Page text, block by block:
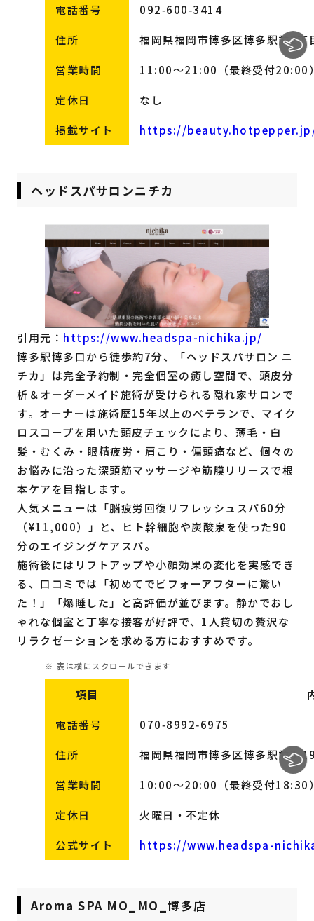
電話番号 092‑600‑3414
住所 福岡県福岡市博多区博多駅前2
営業時間 11:00～21:00（最終受付20:00
定休日 なし
掲載サイト https://
ヘッドスパサロンニチカ
引用元： https://www.headspa-nichika.jp/
博多駅博多口から徒歩約7分、「ヘッドスパサロン ニ
チカ」は完全予約制・完全個室の癒し空間で、頭皮分
析＆オーダーメイド施術が受けられる隠れ家サロンで
す。オーナーは施術歴15年以上のベテランで、マイク
ロスコープを用いた頭皮チェックにより、薄毛・白
髪・むくみ・眼精疲労・肩こり・偏頭痛など、個々の
お悩みに沿った深頭筋マッサージや筋膜リリースで根
本ケアを目指します。
人気メニューは「脳疲労回復リフレッシュスパ60分
（¥11,000）」と、ヒト幹細胞や炭酸泉を使った90
分のエイジングケアスパ。
施術後にはリフトアップや小顔効果の変化を実感でき
る、口コミでは「初めてでビフォーアフターに驚い
た！」「爆睡した」と高評価が並びます。静かでおし
ゃれな個室と丁寧な接客が好評で、1人貸切の贅沢な
リラクゼーションを求める方におすすめです。
項目
電話番号 070‑8992‑6975
住所 福岡県福岡市博多区博多駅前
営業時間 10:00～20:00（最終受付18:30
定休日 火曜日・不定休
公式サイト https://www.headspa-
Aroma SPA MO_MO_博多店